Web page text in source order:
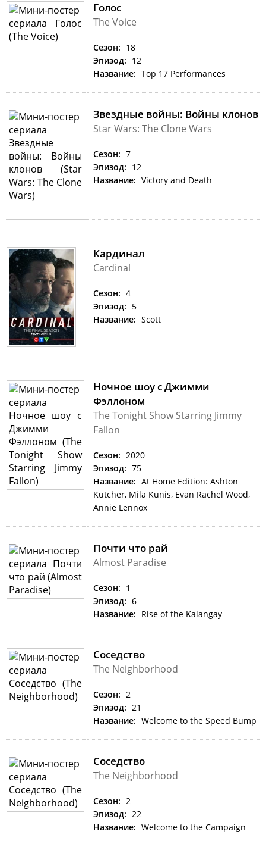
Голос
The Voice
Сезон: 18
Эпизод: 12
Название: Top 17 Performances
Звездные войны: Войны клонов
Star Wars: The Clone Wars
Сезон: 7
Эпизод: 12
Название: Victory and Death
Кардинал
Cardinal
Сезон: 4
Эпизод: 5
Название: Scott
Ночное шоу с Джимми
Фэллоном
The Tonight Show Starring Jimmy
Fallon
Сезон: 2020
Эпизод: 75
Название: At Home Edition: Ashton
Kutcher, Mila Kunis, Evan Rachel Wood,
Annie Lennox
Почти что рай
Almost Paradise
Сезон: 1
Эпизод: 6
Название: Rise of the Kalangay
Соседство
The Neighborhood
Сезон: 2
Эпизод: 21
Название: Welcome to the Speed Bump
Соседство
The Neighborhood
Сезон: 2
Эпизод: 22
Название: Welcome to the Campaign